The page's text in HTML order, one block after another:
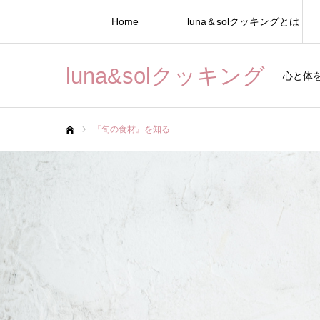
luna&solクッキング 心と体
Home luna＆solクッキングとは
『旬の食材』を知る